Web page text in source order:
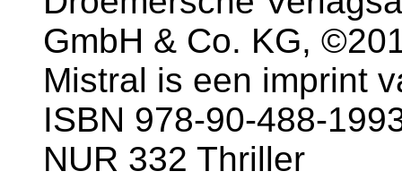
GmbH & Co. KG,
Mistral is een imprint
ISBN 978-90-488-
NUR 332 Thriller